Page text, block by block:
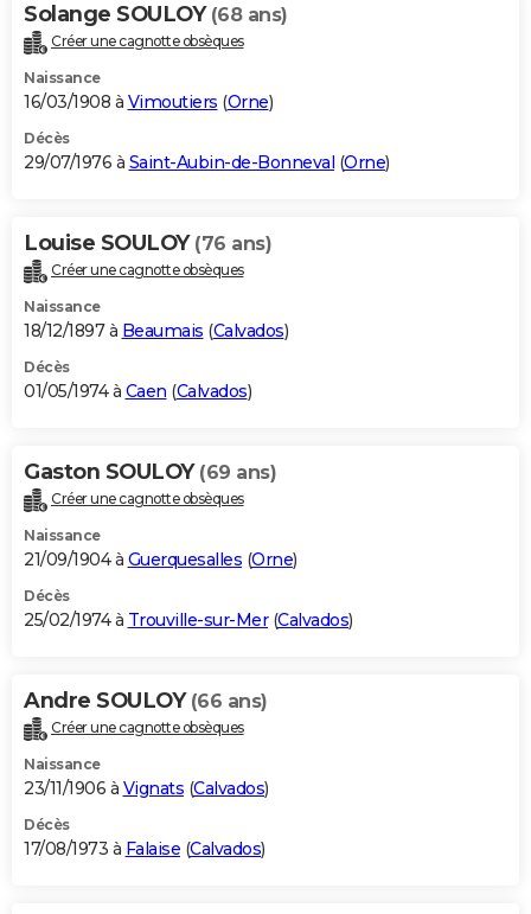
Solange SOULOY (68 ans)
Créer une cagnotte obsèques
Naissance
16/03/1908 à Vimoutiers (Orne)
Décès
29/07/1976 à Saint-Aubin-de-Bonneval (Orne)
Louise SOULOY (76 ans)
Créer une cagnotte obsèques
Naissance
18/12/1897 à Beaumais (Calvados)
Décès
01/05/1974 à Caen (Calvados)
Gaston SOULOY (69 ans)
Créer une cagnotte obsèques
Naissance
21/09/1904 à Guerquesalles (Orne)
Décès
25/02/1974 à Trouville-sur-Mer(Calvados)
Andre SOULOY (66 ans)
Créer une cagnotte obsèques
Naissance
23/11/1906 à Vignats (Calvados)
Décès
17/08/1973 à Falaise (Calvados)